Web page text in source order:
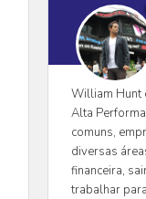
William Hunt
Alta
comuns,
diversas
financeira,
trabalhar